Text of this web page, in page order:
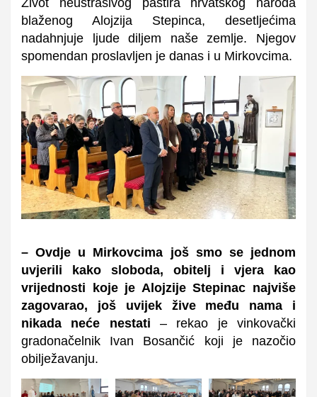
blaženog Alojzija Stepinca, desetljećima
nadahnjuje ljude diljem naše zemlje. Njegov
spomendan proslavljen je danas i u Mirkovcima.
– Ovdje u Mirkovcima još smo se jednom
uvjerili kako sloboda, obitelj i vjera kao
vrijednosti koje je Alojzije Stepinac najviše
zagovarao, još uvijek žive među nama i
nikada neće nestati – rekao je vinkovački
gradonačelnik Ivan Bosančić koji je nazočio
obilježavanju.